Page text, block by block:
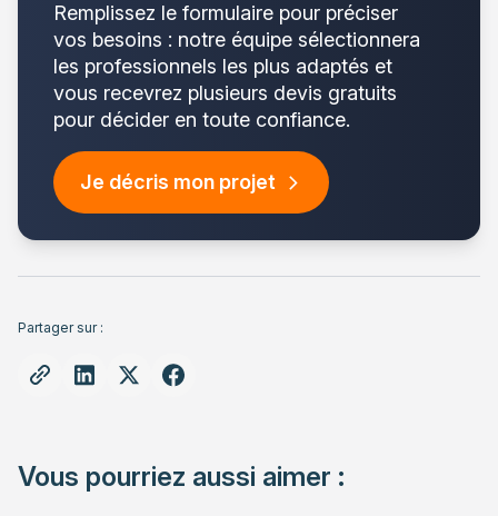
Remplissez le formulaire pour préciser
vos besoins : notre équipe sélectionnera
les professionnels les plus adaptés et
vous recevrez plusieurs devis gratuits
pour décider en toute confiance.
Je décris mon projet
Partager sur :
Vous pourriez aussi aimer :